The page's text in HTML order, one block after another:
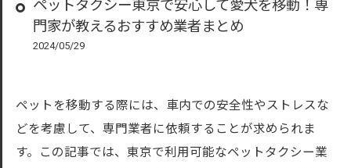
ペットタクシー東京で安心して愛犬を移動！専
門家が教えるおすすめ業者まとめ
2024/05/29
ペットを移動する際には、車内での安全性やストレスな
どを考慮して、専門業者に依頼することが求められま
す。この記事では、東京で利用可能なペットタクシー業